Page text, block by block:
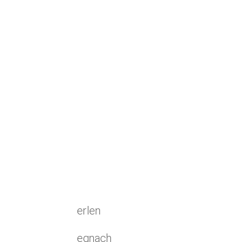
erlen
egnach